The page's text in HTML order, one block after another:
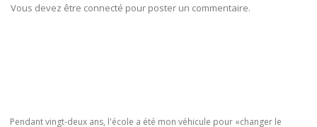
Vous devez être connecté pour poster un commentaire.
Pendant vingt-deux ans, l'école a été mon véhicule pour «changer le